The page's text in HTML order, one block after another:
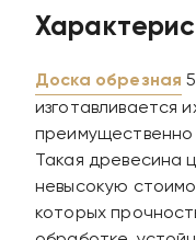
Доска обрезная
изготавливается
преимущественно
Такая древесина
невысокую
которых